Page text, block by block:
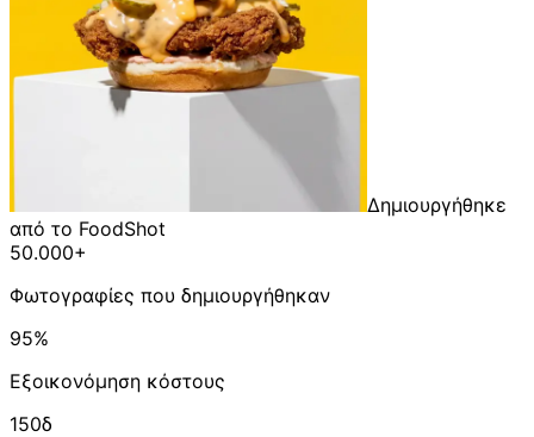
Δημιουργήθηκε
από το FoodShot
50.000+
Φωτογραφίες που δημιουργήθηκαν
95%
Εξοικονόμηση κόστους
150δ